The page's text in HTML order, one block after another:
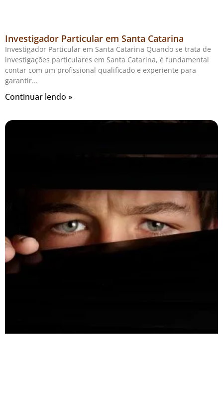
Investigador Particular em Santa Catarina
Investigador Particular em Santa Catarina Quando se trata de
investigações particulares em Santa Catarina, é fundamental
contar com um profissional qualificado e experiente para
garantir
Continuar lendo »